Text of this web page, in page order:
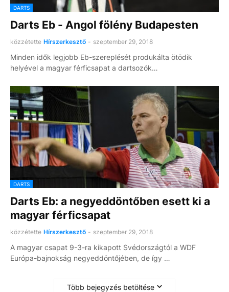
DARTS
Darts Eb - Angol fölény Budapesten
közzétette Hírszerkesztő - szeptember 29, 2018
Minden idők legjobb Eb-szereplését produkálta ötödik
helyével a magyar férficsapat a dartsozók…
DARTS
Darts Eb: a negyeddöntőben esett ki a
magyar férficsapat
közzétette Hírszerkesztő - szeptember 29, 2018
A magyar csapat 9-3-ra kikapott Svédországtól a WDF
Európa-bajnokság negyeddöntőjében, de így …
Több bejegyzés betöltése